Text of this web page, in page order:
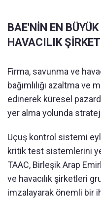
BAE'NİN EN
HAVACILIK
Firma, savunma ve
bağımlılığı azaltma ve
edinerek küresel
yer alma yolunda
Uçuş kontrol sistemi
kritik test sistemlerini
TAAC, Birleşik Arap
ve havacılık şirketleri
imzalayarak önemli bir